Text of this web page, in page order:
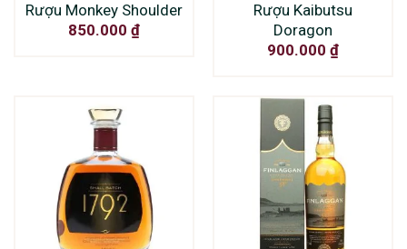
Rượu Monkey Shoulder
850.000 ₫
Rượu Kaibutsu
Doragon
900.000 ₫